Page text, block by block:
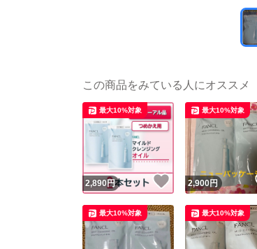
この商品をみている人にオススメ
2,890円 いいね！
最大10%対象
2,900円
最大10%対象
最大10%対象 最大10%対象